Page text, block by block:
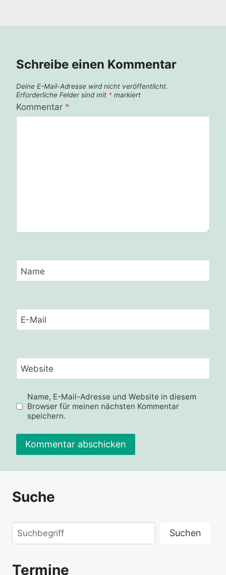
Schreibe einen Kommentar
Deine E-Mail-Adresse wird nicht veröffentlicht.
Erforderliche Felder sind mit * markiert
Kommentar *
Name
E-Mail
Website
Name, E-Mail-Adresse und Website in diesem
Browser für meinen nächsten Kommentar
speichern.
Suche
Suchen Suchen
Termine